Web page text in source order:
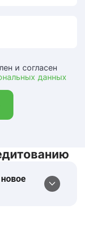
и согласен
данных